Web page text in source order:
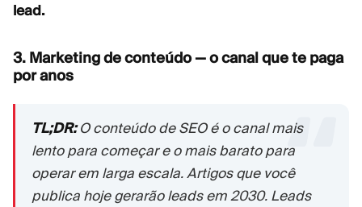
lead.
3. Marketing de conteúdo — o canal que te paga
por anos
TL;DR:O conteúdo de SEO é o canal mais
lento para começar e o mais barato para
operar em larga escala. Artigos que você
publica hoje gerarão leads em 2030. Leads